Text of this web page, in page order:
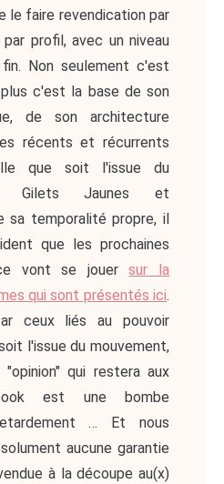
le faire revendication par
profil, avec un niveau
Non seulement c'est
c'est la base de son
de son architecture
récents et récurrents
que soit l'issue du
Gilets Jaunes et
sa temporalité propre, il
que les prochaines
vont se jouersur la
qui sont présentés ici.
ceux liés au pouvoir
l'issue du mouvement,
qui restera aux
est une bombe
… Et nous
aucune garantie
à la découpe au(x)